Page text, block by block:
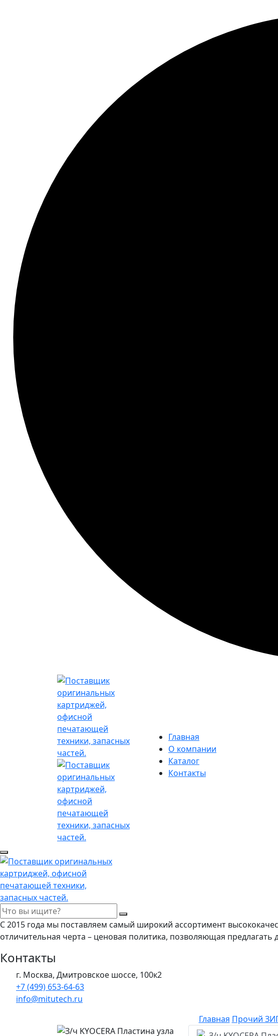
Главная
О компании
Каталог
Контакты
С 2015 года мы поставляем самый широкий ассортимент
отличительная черта – ценовая политика, позволяющая
Контакты
г. Москва, Дмитровское шоссе, 100к2
+7 (499) 653-64-63
info@mitutech.ru
Главная Прочий